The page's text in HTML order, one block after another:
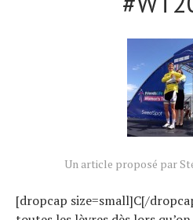
Un article proposé par
[dropcap size=small]C[/
Actualités